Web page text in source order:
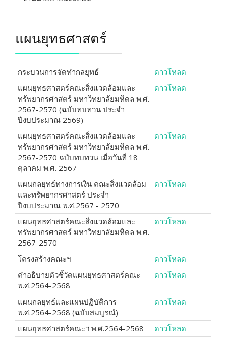
แผนยุทธศาสตร์
กระบวนการจัดทำกลยุทธ์
ดาวโหลด
แผนยุทธศาสตร์คณะสิ่งแวดล้อมและ
ทรัพยากรศาสตร์ มหาวิทยาลัยมหิดล พ.ศ.
2567-2570 (ฉบับทบทวน ประจำ
ปีงบประมาณ 2569)
ดาวโหลด
แผนยุทธศาสตร์คณะสิ่งแวดล้อมและ
ทรัพยากรศาสตร์ มหาวิทยาลัยมหิดล พ.ศ.
2567-2570 ฉบับทบทวน เมื่อวันที่ 18
ตุลาคม พ.ศ. 2567
ดาวโหลด
แผนกลยุทธ์ทางการเงิน คณะสิ่งแวดล้อม
และทรัพยากรศาสตร์ ประจำ
ปีงบประมาณ พ.ศ.2567 - 2570
ดาวโหลด
แผนยุทธศาสตร์คณะสิ่งแวดล้อมและ
ทรัพยากรศาสตร์ มหาวิทยาลัยมหิดล พ.ศ.
2567-2570
ดาวโหลด
โครงสร้างคณะฯ
ดาวโหลด
คำอธิบายตัวชี้วัดแผนยุทธศาสตร์คณะ
พ.ศ.2564-2568
ดาวโหลด
แผนกลยุทธ์และแผนปฏิบัติการ
พ.ศ.2564-2568 (ฉบับสมบูรณ์)
ดาวโหลด
แผนยุทธศาสตร์คณะฯ พ.ศ.2564-2568
ดาวโหลด